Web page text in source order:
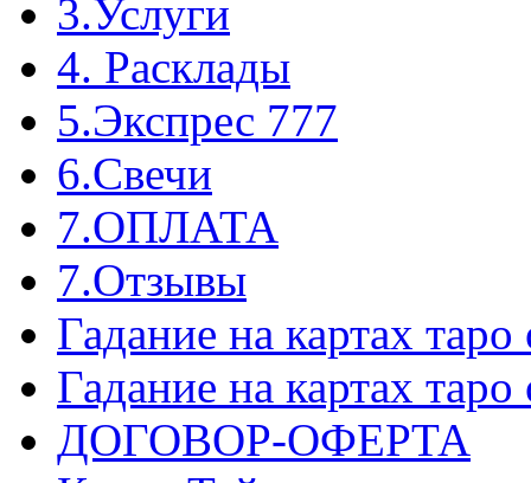
3.Услуги
4. Расклады
5.Экспрес 777
6.Свечи
7.ОПЛАТА
7.Отзывы
Гадание на картах
Гадание на картах
ДОГОВОР-ОФЕРТА